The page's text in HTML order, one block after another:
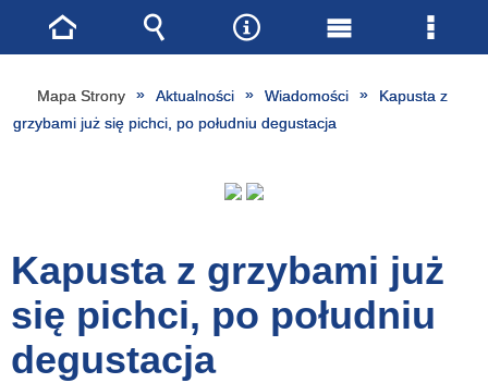
Mapa Strony Aktualności Wiadomości
Kapusta z
grzybami już się pichci, po południu degustacja
Kapusta z grzybami już
się pichci, po południu
degustacja
Strona
główna
Wyszukiwarka
NarzędziaMenu
główne
Menu